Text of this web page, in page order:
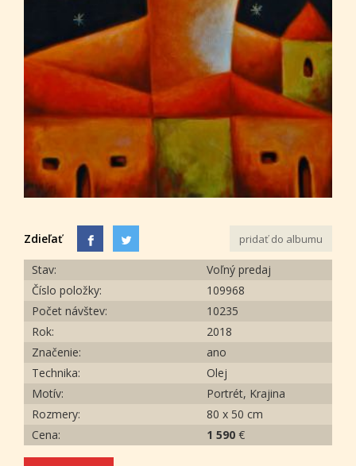
Zdieľať pridať do albumu
Stav:
Voľný predaj
Číslo položky:
109968
Počet návštev:
10235
Rok:
2018
Značenie:
ano
Technika:
Olej
Motív:
Portrét, Krajina
Rozmery:
80 x 50 cm
Cena:
1 590 €